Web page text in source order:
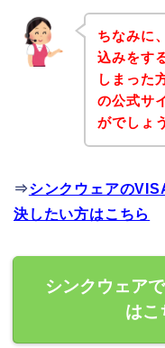
ちなみに
込みをす
しまった
の公式サ
がでしょ
⇒シンクウェアの
決したい方はこちら
シンクウェア
はこ